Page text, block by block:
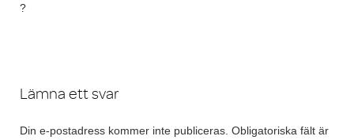
?
Lämna ett svar
Din e-postadress kommer inte publiceras. Obligatoriska fält är